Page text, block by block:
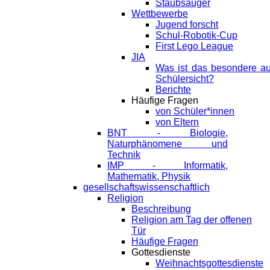
Staubsauger
Wettbewerbe
Jugend forscht
Schul-Robotik-Cup
First Lego League
JIA
Was ist das besondere
Schülersicht?
Berichte
Häufige Fragen
von Schüler*innen
von Eltern
BNT - Biologie,
Naturphänomene und
Technik
IMP - Informatik,
Mathematik, Physik
gesellschaftswissenschaftlich
Religion
Beschreibung
Religion am Tag der offenen
Tür
Häufige Fragen
Gottesdienste
Weihnachtsgottesdienste